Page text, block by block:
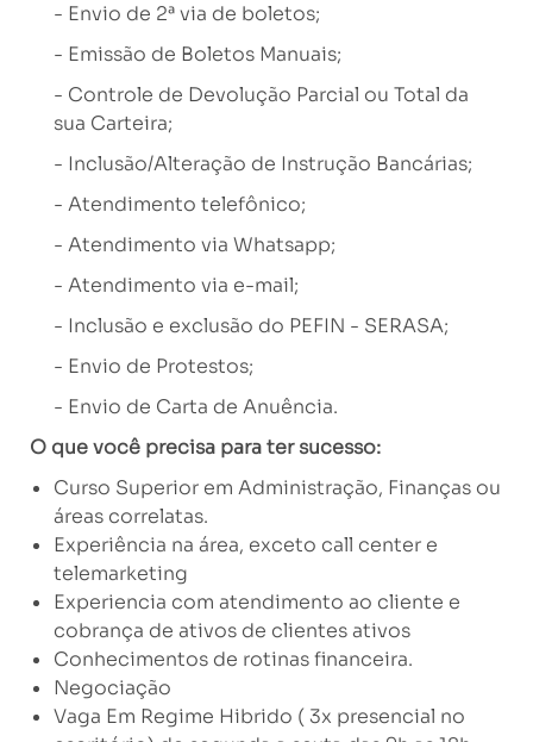
- Envio de 2ª via de boletos;
- Emissão de Boletos Manuais;
- Controle de Devolução Parcial ou Total da
sua Carteira;
- Inclusão/Alteração de Instrução Bancárias;
- Atendimento telefônico;
- Atendimento via Whatsapp;
- Atendimento via e-mail;
- Inclusão e exclusão do PEFIN - SERASA;
- Envio de Protestos;
- Envio de Carta de Anuência.
O que você precisa para ter sucesso:
Curso Superior em Administração, Finanças ou
áreas correlatas.
Experiência na área, exceto call center e
telemarketing
Experiencia com atendimento ao cliente e
cobrança de ativos de clientes ativos
Conhecimentos de rotinas financeira.
Negociação
Vaga Em Regime Hibrido ( 3x presencial no